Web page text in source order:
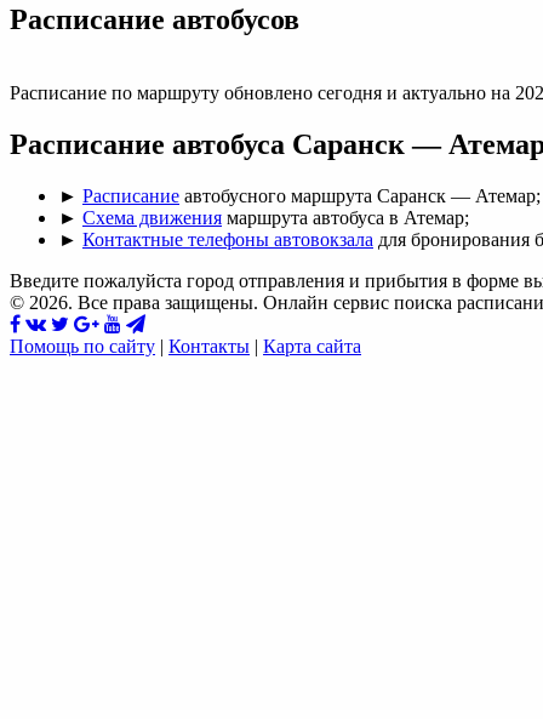
Раcписание автобусов
Расписание по маршруту обновлено сегодня и актуально на
Расписание автобуса Саранск —
► Расписание автобусного маршрута Саранск — Атемар;
► Схема движения маршрута автобуса в Атемар;
► Контактные телефоны автовокзала для бронирования
Введите пожалуйста город отправления и прибытия в форме
© 2026. Все права защищены. Онлайн сервис поиска
Помощь по сайту | Контакты | Карта сайта